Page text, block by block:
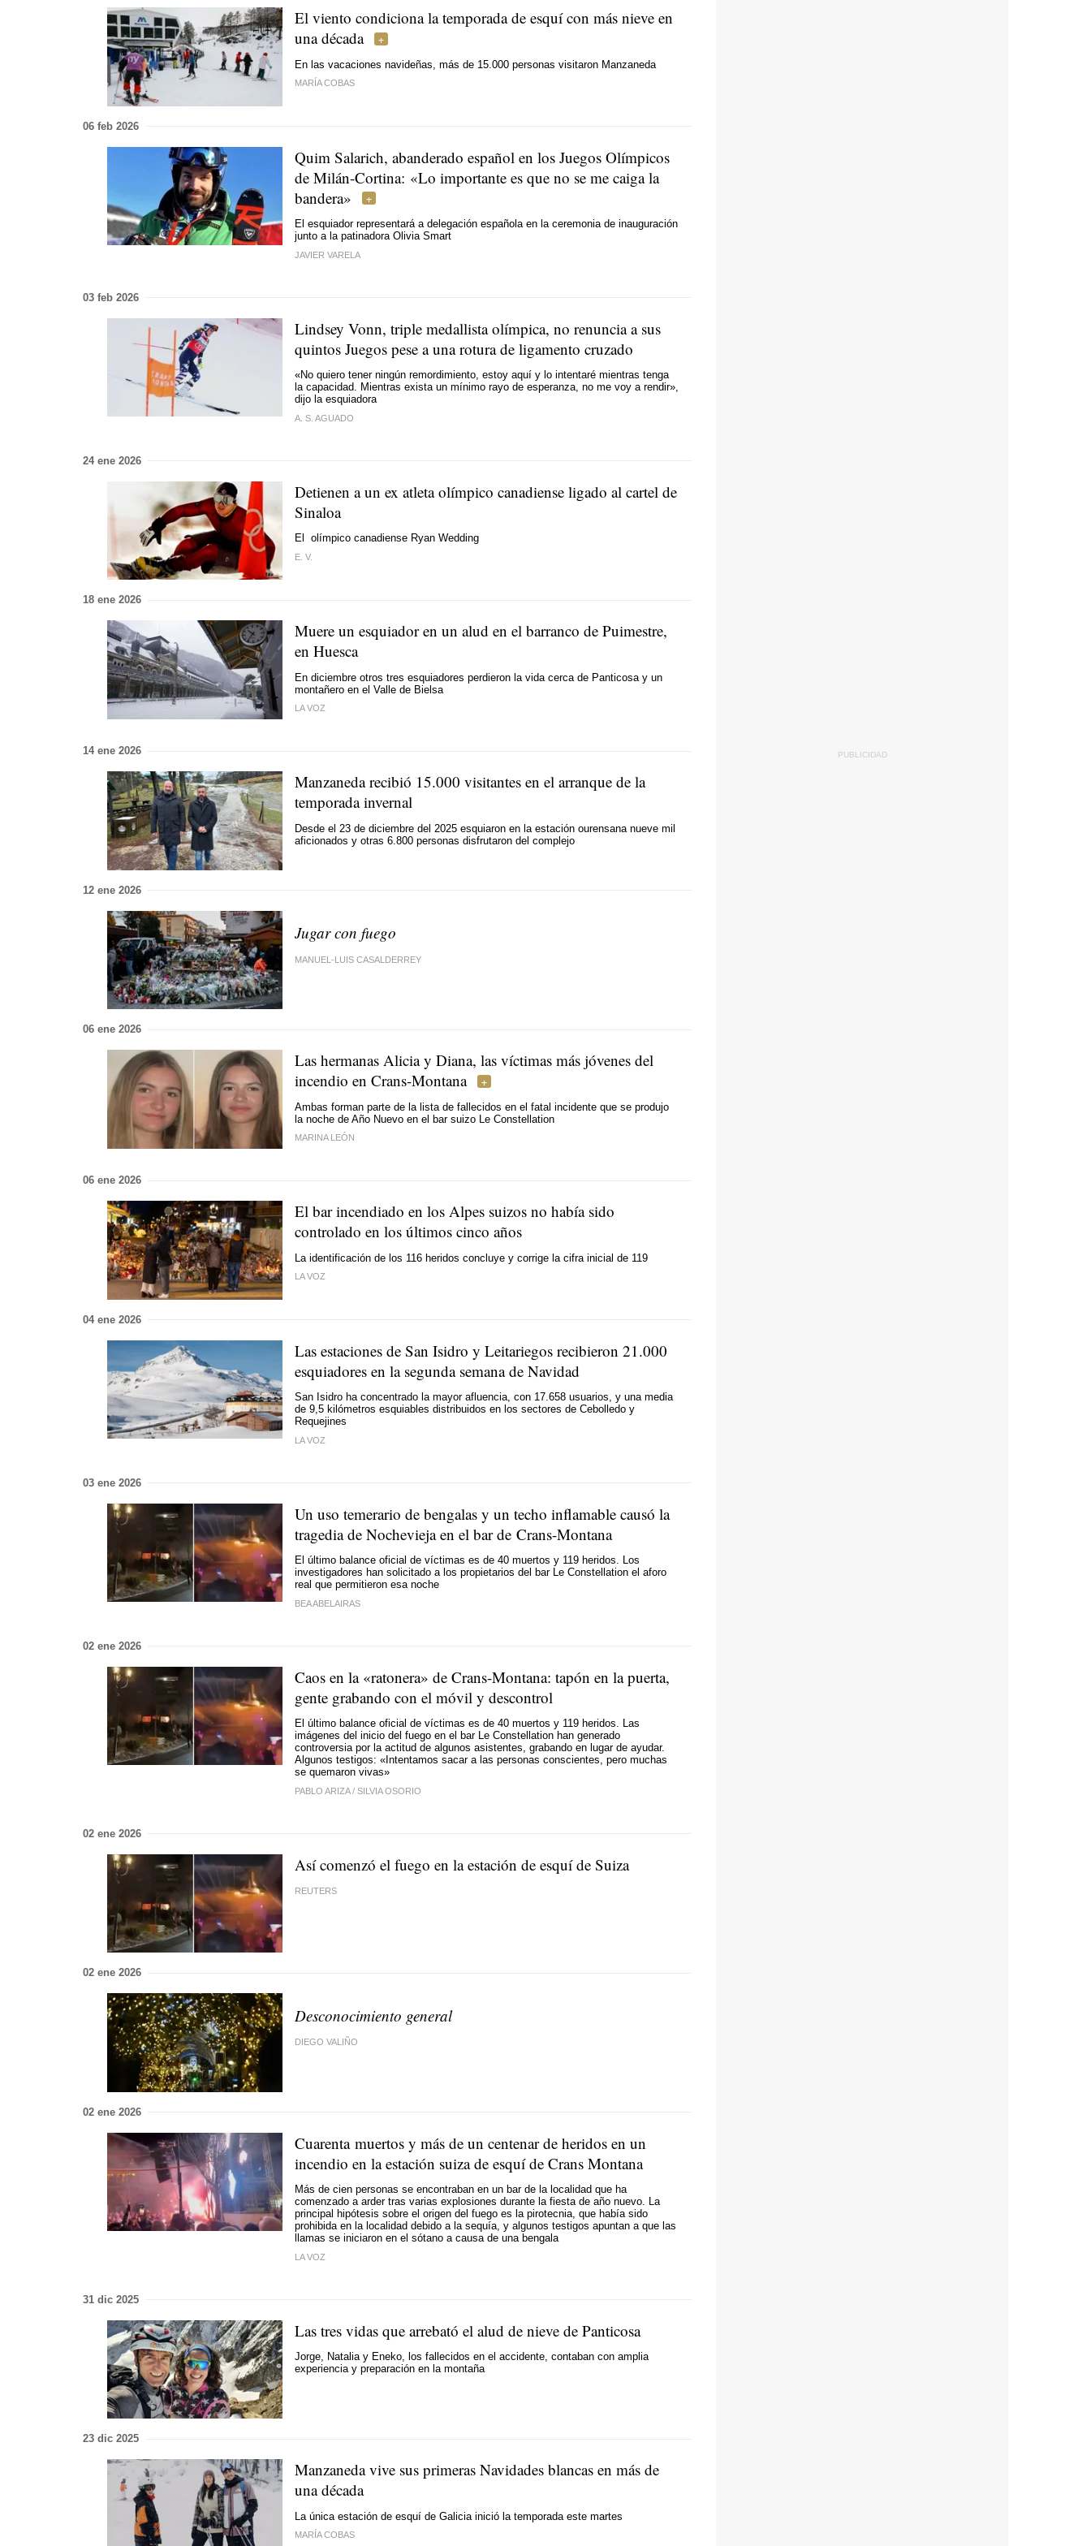
El viento condiciona la temporada de esquí con más nieve en
una década
En las vacaciones navideñas, más de 15.000 personas visitaron Manzaneda
MARÍA COBAS
06 feb 2026
Quim Salarich, abanderado español en los Juegos Olímpicos
de Milán-Cortina: «Lo importante es que no se me caiga la
bandera»
El esquiador representará a delegación española en la ceremonia de inauguración
junto a la patinadora Olivia Smart
JAVIER VARELA
03 feb 2026
Lindsey Vonn, triple medallista olímpica, no renuncia a sus
quintos Juegos pese a una rotura de ligamento cruzado
«No quiero tener ningún remordimiento, estoy aquí y lo intentaré mientras tenga
la capacidad. Mientras exista un mínimo rayo de esperanza, no me voy a rendir»,
dijo la esquiadora
A. S. AGUADO
24 ene 2026
Detienen a un ex atleta olímpico canadiense ligado al cartel de
Sinaloa
El olímpico canadiense Ryan Wedding
E. V.
18 ene 2026
Muere un esquiador en un alud en el barranco de Puimestre,
en Huesca
En diciembre otros tres esquiadores perdieron la vida cerca de Panticosa y un
montañero en el Valle de Bielsa
LA VOZ
14 ene 2026
Manzaneda recibió 15.000 visitantes en el arranque de la
temporada invernal
Desde el 23 de diciembre del 2025 esquiaron en la estación ourensana nueve mil
aficionados y otras 6.800 personas disfrutaron del complejo
12 ene 2026
Jugar con fuego
MANUEL-LUIS CASALDERREY
06 ene 2026
Las hermanas Alicia y Diana, las víctimas más jóvenes del
incendio en Crans-Montana
Ambas forman parte de la lista de fallecidos en el fatal incidente que se produjo
la noche de Año Nuevo en el bar suizo Le Constellation
MARINA LEÓN
06 ene 2026
El bar incendiado en los Alpes suizos no había sido
controlado en los últimos cinco años
La identificación de los 116 heridos concluye y corrige la cifra inicial de 119
LA VOZ
04 ene 2026
Las estaciones de San Isidro y Leitariegos recibieron 21.000
esquiadores en la segunda semana de Navidad
San Isidro ha concentrado la mayor afluencia, con 17.658 usuarios, y una media
de 9,5 kilómetros esquiables distribuidos en los sectores de Cebolledo y
Requejines
LA VOZ
03 ene 2026
Un uso temerario de bengalas y un techo inflamable causó la
tragedia de Nochevieja en el bar de Crans-Montana
El último balance oficial de víctimas es de 40 muertos y 119 heridos. Los
investigadores han solicitado a los propietarios del bar Le Constellation el aforo
real que permitieron esa noche
BEA ABELAIRAS
02 ene 2026
Caos en la «ratonera» de Crans-Montana: tapón en la puerta,
gente grabando con el móvil y descontrol
El último balance oficial de víctimas es de 40 muertos y 119 heridos. Las
imágenes del inicio del fuego en el bar Le Constellation han generado
controversia por la actitud de algunos asistentes, grabando en lugar de ayudar.
Algunos testigos: «Intentamos sacar a las personas conscientes, pero muchas
se quemaron vivas»
PABLO ARIZA/ SILVIA OSORIO
02 ene 2026
Así comenzó el fuego en la estación de esquí de Suiza
REUTERS
02 ene 2026
Desconocimiento general
DIEGO VALIÑO
02 ene 2026
Cuarenta muertos y más de un centenar de heridos en un
incendio en la estación suiza de esquí de Crans Montana
Más de cien personas se encontraban en un bar de la localidad que ha
comenzado a arder tras varias explosiones durante la fiesta de año nuevo. La
principal hipótesis sobre el origen del fuego es la pirotecnia, que había sido
prohibida en la localidad debido a la sequía, y algunos testigos apuntan a que las
llamas se iniciaron en el sótano a causa de una bengala
LA VOZ
31 dic 2025
Las tres vidas que arrebató el alud de nieve de Panticosa
Jorge, Natalia y Eneko, los fallecidos en el accidente, contaban con amplia
experiencia y preparación en la montaña
23 dic 2025
Manzaneda vive sus primeras Navidades blancas en más de
una década
La única estación de esquí de Galicia inició la temporada este martes
MARÍA COBAS